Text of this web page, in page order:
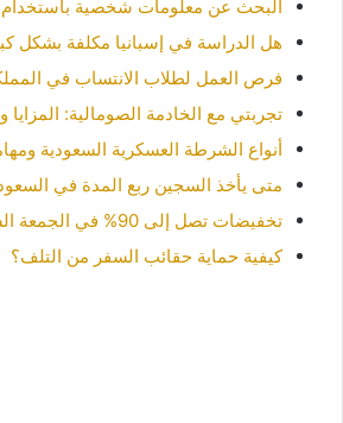
البحث عن معلومات شخصية باستخدام
هل الدراسة في إسبانيا مكلفة بشكل
فرص العمل لطلاب الانتساب في
تجربتي مع الخادمة الصومالية: المزايا
أنواع الشرطة العسكرية السعودية
متى يأخذ السجين ربع المدة في
تخفيضات تصل إلى 90% في الجمعة السوداء في ألمانيا
كيفية حماية حقائب السفر من التلف؟